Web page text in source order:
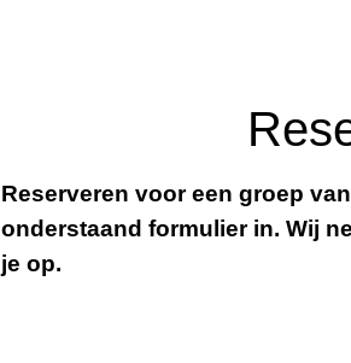
Reserveren voor een groep
onderstaand formulier in. Wij
je op.